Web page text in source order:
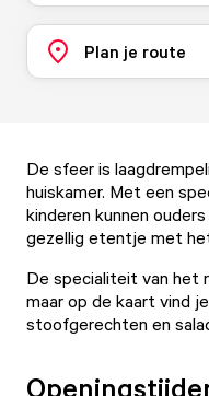
Plan je route
De sfeer is
huiskamer. Met een
kinderen kunnen
gezellig etentje met
De specialiteit van het
maar op de kaart vind
stoofgerechten en